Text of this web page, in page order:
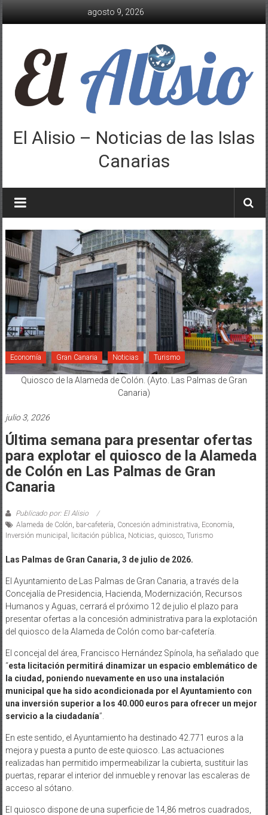
agosto 9, 2026
El Alisio – Noticias de las Islas
Canarias
Economía Gran Canaria Noticias Turismo
Quiosco de la Alameda de Colón. (Ayto. Las Palmas de Gran
Canaria)
julio 3, 2026
Última semana para presentar ofertas
para explotar el quiosco de la Alameda
de Colón en Las Palmas de Gran
Canaria
Publicado por: El Alisio
Alameda de Colón bar-cafetería Concesión administrativa Economía
Inversión municipal
licitación pública Noticias quiosco, Turismo
Las Palmas de Gran Canaria, 3 de julio de 2026.
El Ayuntamiento de Las Palmas de Gran Canaria, a través de la
Concejalía de Presidencia, Hacienda, Modernización, Recursos
Humanos y Aguas, cerrará el próximo 12 de julio el plazo para
presentar ofertas a la concesión administrativa para la explotación
del quiosco de la Alameda de Colón como bar-cafetería.
El concejal del área, Francisco Hernández Spínola, ha señalado que
“esta licitación permitirá dinamizar un espacio emblemático de
la ciudad, poniendo nuevamente en uso una instalación
municipal que ha sido acondicionada por el Ayuntamiento con
una inversión superior a los 40.000 euros para ofrecer un mejor
servicio a la ciudadanía”.
En este sentido, el Ayuntamiento ha destinado 42.771 euros a la
mejora y puesta a punto de este quiosco. Las actuaciones
realizadas han permitido impermeabilizar la cubierta, sustituir las
puertas, reparar el interior del inmueble y renovar las escaleras de
acceso al sótano.
El quiosco dispone de una superficie de 14,86 metros cuadrados,